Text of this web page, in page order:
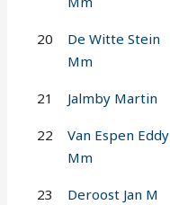
20
De Witte Stein
Mm
21 Jalmby Martin
22
Van Espen Eddy
Mm
23 Deroost Jan M